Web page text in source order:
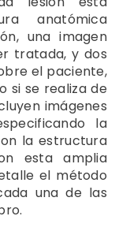
anatómica
una imagen
tratada, y dos
el paciente,
si se realiza de
imágenes
la
la estructura
esta amplia
el método
una de las